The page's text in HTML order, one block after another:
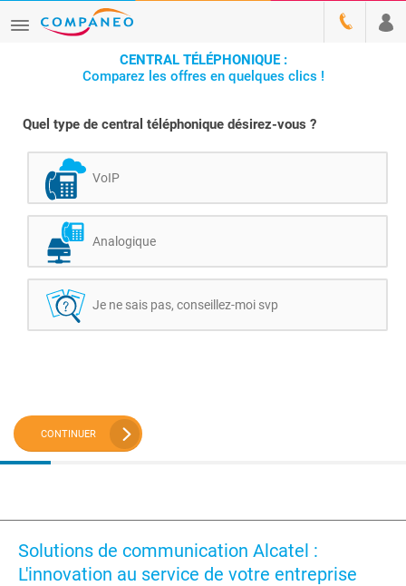
CENTRAL TÉLÉPHONIQUE :
Comparez les offres en quelques clics !
Quel type de central téléphonique désirez-vous ?
VoIP
Analogique
Je ne sais pas, conseillez-moi svp
CONTINUER
Solutions de communication Alcatel :
L'innovation au service de votre entreprise